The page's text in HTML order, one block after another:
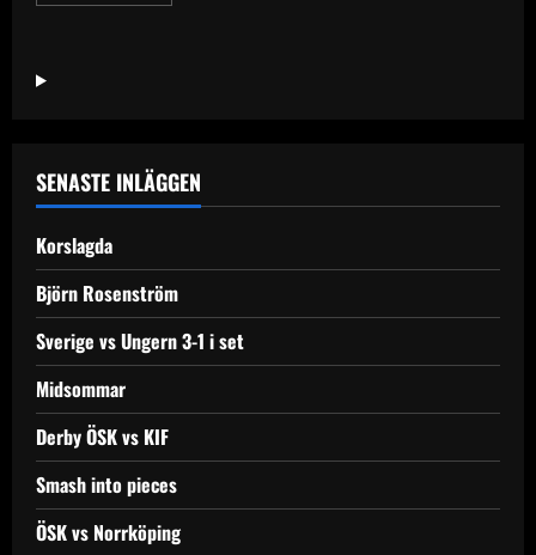
SENASTE INLÄGGEN
Korslagda
Björn Rosenström
Sverige vs Ungern 3-1 i set
Midsommar
Derby ÖSK vs KIF
Smash into pieces
ÖSK vs Norrköping